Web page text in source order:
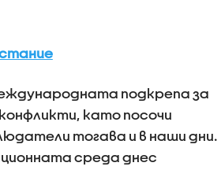
подкрепа за
като посочи
тогава и в наши дни.
среда днес